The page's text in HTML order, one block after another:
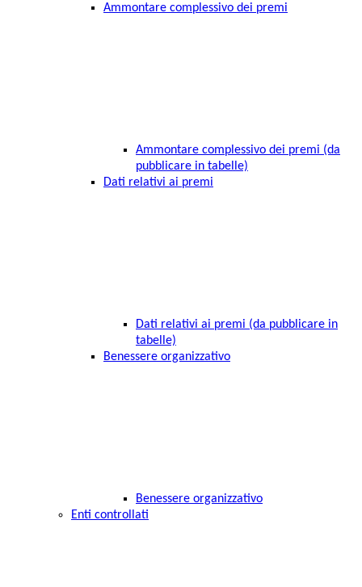
Ammontare complessivo dei premi
Ammontare complessivo dei premi (da
pubblicare in tabelle)
Dati relativi ai premi
Dati relativi ai premi (da pubblicare in
tabelle)
Benessere organizzativo
Benessere organizzativo
Enti controllati